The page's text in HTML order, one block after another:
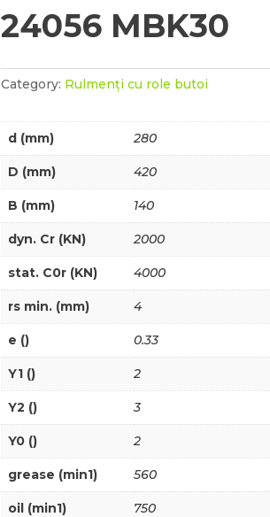
24056 MBK30
Category: Rulmenți cu role butoi
d (mm) 280
D (mm) 420
B (mm) 140
dyn. Cr (KN) 2000
stat. C0r (KN) 4000
rs min. (mm) 4
e () 0.33
Y1 () 2
Y2 () 3
Y0 () 2
grease (min1) 560
oil (min1) 750